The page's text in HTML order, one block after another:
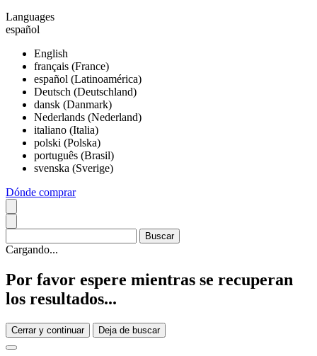
Languages
español
English
français (France)
español (Latinoamérica)
Deutsch (Deutschland)
dansk (Danmark)
Nederlands (Nederland)
italiano (Italia)
polski (Polska)
português (Brasil)
svenska (Sverige)
Dónde comprar
Cargando...
Por favor espere mientras se recuperan
los resultados...
Cerrar y continuar Deja de buscar